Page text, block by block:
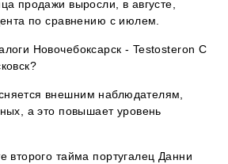
продажи выросли, в августе,
по сравнению с июлем.
Новочебоксарск - Testosteron C
внешним наблюдателям,
а это повышает уровень
второго тайма португалец Данни